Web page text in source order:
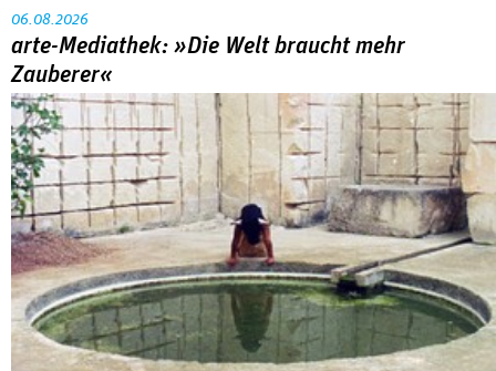
06.08.2026
arte-Mediathek: »Die Welt braucht mehr
Zauberer«